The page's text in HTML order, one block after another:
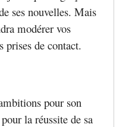
ses nouvelles. Mais
modérer vos
prises de contact.
pour son
la réussite de sa